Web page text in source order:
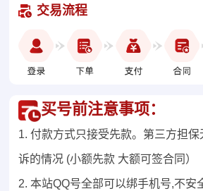
交易流程
买号前注意事项：
1. 付款方式只接受先款。第三方担
诉的情况 (小额先款 大额可签合同）
2. 本站QQ号全部可以绑手机号,不安